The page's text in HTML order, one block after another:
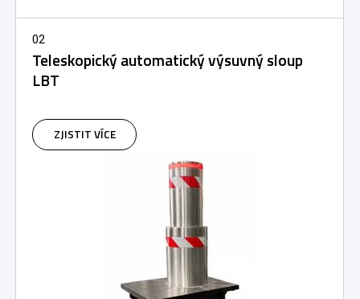
02
Teleskopický automatický výsuvný sloup
LBT
ZJISTIT VÍCE